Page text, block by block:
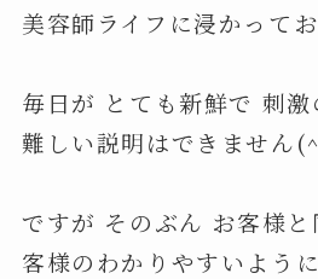
美容師ライフに浸かって
毎日が とても新鮮で 刺激
難しい説明はできません
ですが そのぶん お客様
客様のわかりやすいよう